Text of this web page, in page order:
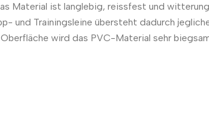
Material ist langlebig, reissfest und
und Trainingsleine übersteht dadurch
wird das PVC-Material sehr